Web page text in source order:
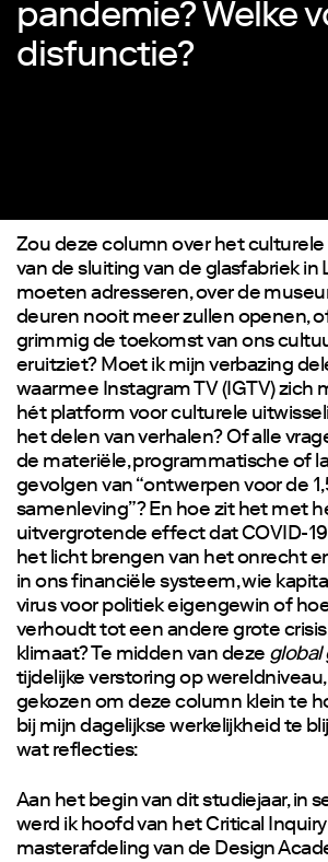
pandemie? Welke
disfunctie?
Zou deze column over het culturele
van de sluiting van de glasfabriek in
moeten adresseren, over de
deuren nooit meer zullen openen,
grimmig de toekomst van ons
eruitziet? Moet ik mijn verbazing
waarmee Instagram TV (IGTV) zich
hét platform voor culturele
het delen van verhalen? Of alle
de materiële, programmatische of
gevolgen van “ontwerpen voor de
samenleving”? En hoe zit het met
uitvergrotende effect dat COVID-
het licht brengen van het onrecht
in ons financiële systeem, wie
virus voor politiek eigengewin of
verhoudt tot een andere grote
klimaat? Te midden van deze global
tijdelijke verstoring op
gekozen om deze column klein te
bij mijn dagelijkse werkelijkheid te
wat reflecties:
Aan het begin van dit studiejaar, in
werd ik hoofd van het Critical Inquiry
masterafdeling van de Design